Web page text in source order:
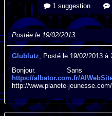
1 suggestion
Postée le 19/02/2013.
Glublutz , Posté le 19/02/2013 à
Bonjour. Sans
https://albator.com.fr/
http://www.planete-